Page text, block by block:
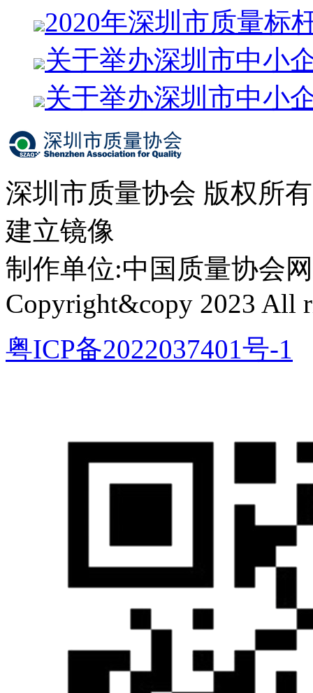
2020年深圳市质量标
关于举办深圳市中小
关于举办深圳市中小
深圳市质量协会 版权所
建立镜像
制作单位:中国质量协会
Copyright&copy 2023 All
粤ICP备2022037401号-1